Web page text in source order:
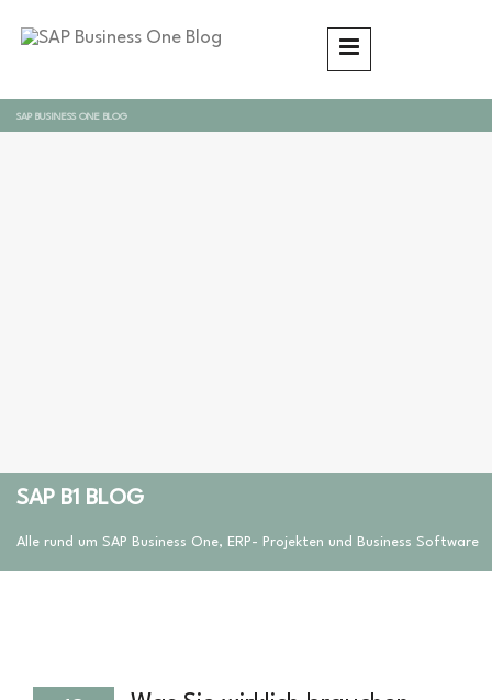
SAP BUSINESS ONE BLOG
SAP B1 BLOG
Alle rund um SAP Business One, ERP- Projekten und Business Software